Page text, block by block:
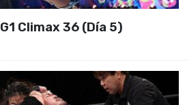
Climax 36 (Día 5)